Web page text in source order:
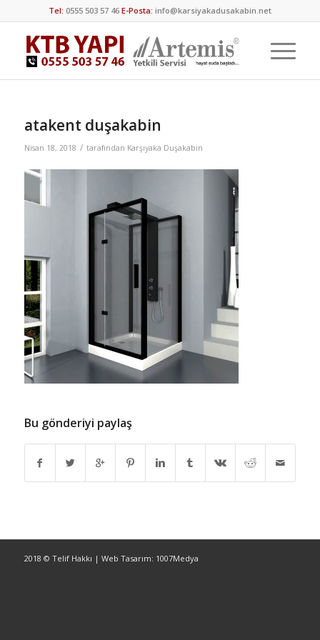
Tel: 0555 503 57 46 E-Posta: info@karsiyakadusakabin.net
atakent duşakabin
Nisan 18, 2018 / tarafından Karşıyaka Duşakabin
Bu gönderiyi paylaş
2018 © Telif Hakkı | Web Tasarım: 1007Medya